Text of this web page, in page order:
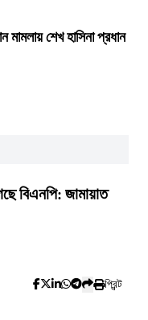
শেখ হাসিনা প্রধান
বিএনপি: জামায়াত
প্রিন্ট